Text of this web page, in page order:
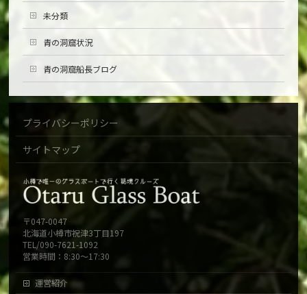
未分類
青の洞窟状況
青の洞窟船長ブログ
プライバシーポリシー
サイトマップ
〒047-0047
北海道小樽市祝津3丁目197
TEL/090-7621-1092
営業時間：8:30～17:30
運営紹介